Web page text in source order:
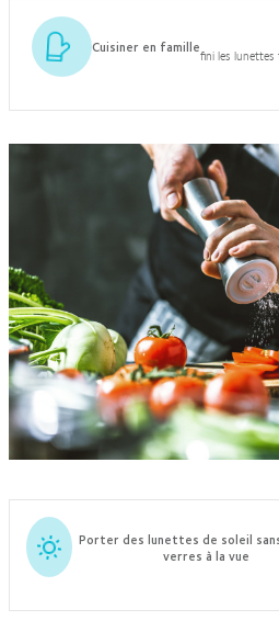
Cuisiner en famillefini les
Porter des lunettes de soleil
verres à la vue